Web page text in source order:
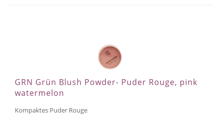
GRN Grün Blush Powder- Puder Rouge, pink
watermelon
Kompaktes Puder Rouge